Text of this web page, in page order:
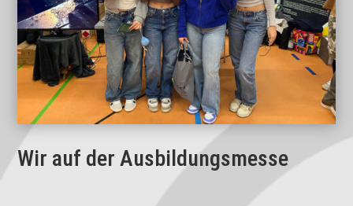
Wir auf der Ausbildungsmesse